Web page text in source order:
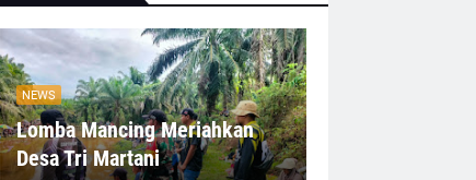
NEWS
Lomba Mancing Meriahkan
Desa Tri Martani